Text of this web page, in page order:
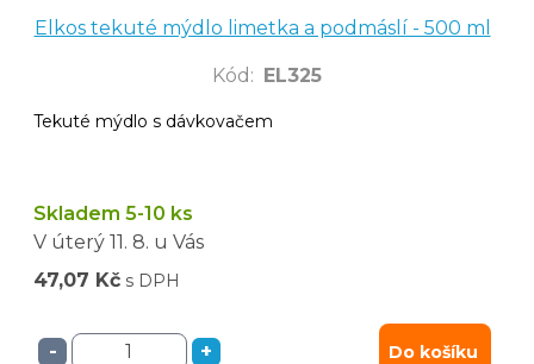
Elkos tekuté mýdlo limetka a podmáslí - 500 ml
Kód : EL325
Tekuté mýdlo s dávkovačem
Skladem 5-10 ks
V úterý 11. 8. u Vás
47,07 Kč s DPH
- + Do košíku